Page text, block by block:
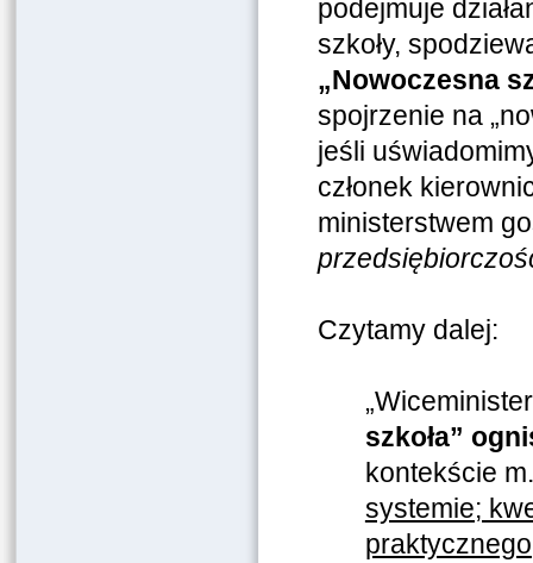
podejmuje
szkoły,
„Nowoczesna
spojrzenie na
jeśli
członek
ministerstwem
Czytamy dalej:
„
szkoła”
kontekście
systemie;